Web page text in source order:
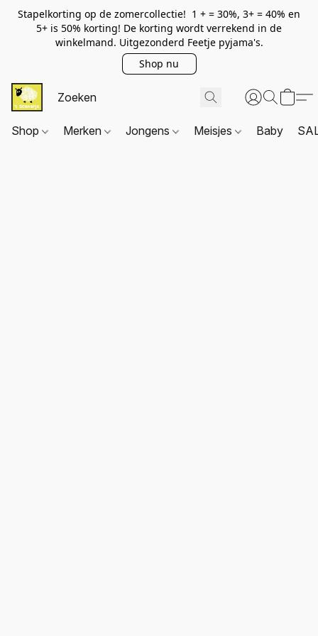
Stapelkorting op de zomercollectie! 1 + = 30%, 3+ = 40% en
5+ is 50% korting! De korting wordt verrekend in de
winkelmand. Uitgezonderd Feetje pyjama's.
Shop nu
Shop Merken Jongens Meisjes Baby